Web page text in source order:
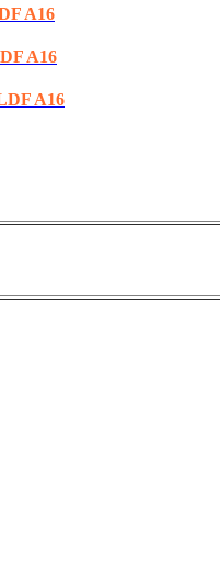
A16
A16
A16